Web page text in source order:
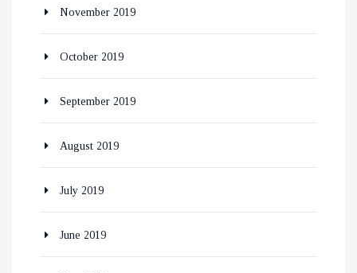
November 2019
October 2019
September 2019
August 2019
July 2019
June 2019